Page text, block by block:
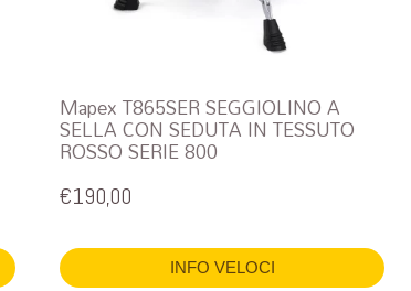
Mapex T865SER SEGGIOLINO A
SELLA CON SEDUTA IN TESSUTO
ROSSO SERIE 800
€190,00
INFO VELOCI